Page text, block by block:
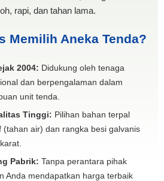
rapi, dan tahan lama.
Memilih Aneka Tenda?
2004: Didukung oleh tenaga
dan berpengalaman dalam
unit tenda.
Tinggi: Pilihan bahan terpal
(tahan air) dan rangka besi galvanis
Pabrik: Tanpa perantara pihak
Anda mendapatkan harga terbaik